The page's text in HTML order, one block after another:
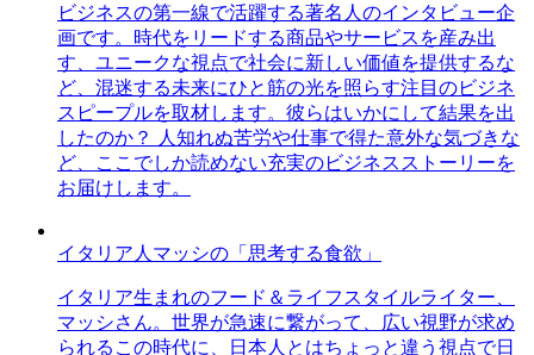
ビジネスの第一線で活躍する著名人のインタビュー企
画です。時代をリードする商品やサービスを産み出
す、ユニークな視点で社会に新しい価値を提供するな
ど、混迷する未来にひと筋の光を照らす注目のビジネ
スピープルを取材します。彼らはいかにして結果を出
したのか？ 人知れぬ苦労や仕事で得た意外な気づきな
ど、ここでしか読めない充実のビジネスストーリーを
お届けします。
イタリア人マッシの「思考する食欲」
イタリア生まれのフード＆ライフスタイルライター、
マッシさん。世界が急速に繋がって、広い視野が求め
られるこの時代に、日本人とはちょっと違う視点で日